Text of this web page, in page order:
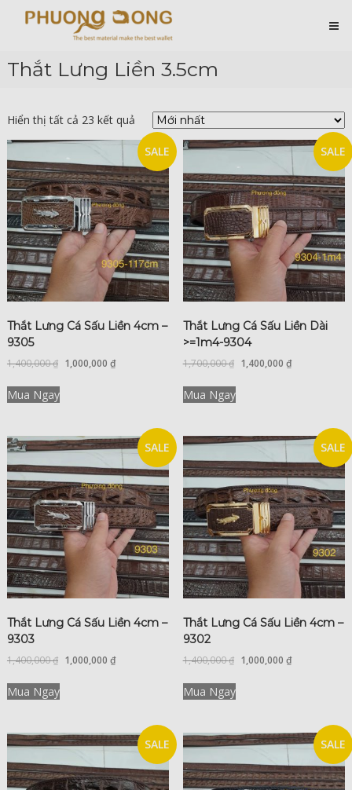
Cá
Phương
Đông
Ở
Chất
Thắt Lưng Liền 3.5cm
Hiển thị tất cả 23 kết quả
SALE
Thắt Lưng Cá Sấu Liền 4cm –
9305
1,400,000₫ 1,000,000 ₫
Mua Ngay
SALE
Thắt Lưng Cá Sấu Liền Dài
>=1m4-9304
1,700,000₫ 1,400,000 ₫
Mua Ngay
SALE
Thắt Lưng Cá Sấu Liền 4cm –
9303
1,400,000₫ 1,000,000 ₫
Mua Ngay
SALE
Thắt Lưng Cá Sấu Liền 4cm –
9302
1,400,000₫ 1,000,000 ₫
Mua Ngay
SALE SALE